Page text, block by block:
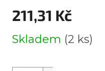
211,31 Kč
cena:
Skladem (2 ks)